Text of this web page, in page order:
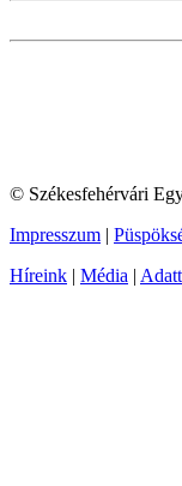
© Székesfehérvári
Impresszum |
Híreink | Média |